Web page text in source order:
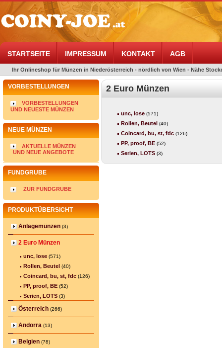
STARTSEITE IMPRESSUM KONTAKT AGB
Ihr Onlineshop für Münzen in Niederösterreich - nördlich von Wien - Nähe
VORBESTELLUNGEN
VORBESTELLUNGEN
UND NEUESTE MÜNZEN
NEUE MÜNZEN
AKTUELLE MÜNZEN
UND NEUE ANGEBOTE
FUNDGRUBE
ZUR FUNDGRUBE
PRODUKTÜBERSICHT
Anlagemünzen (3)
2 Euro Münzen
unc, lose (571)
Rollen, Beutel (40)
Coincard, bu, st, fdc (126)
PP, proof, BE (52)
Serien, LOTS (3)
Österreich (266)
Andorra (13)
Belgien (78)
2 Euro Münzen
unc, lose (571)
Rollen, Beutel (40)
Coincard, bu, st, fdc (126)
PP, proof, BE (52)
Serien, LOTS (3)